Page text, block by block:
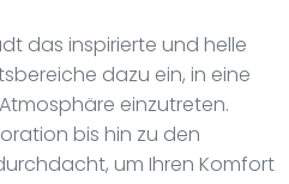
das inspirierte und helle
dazu ein, in eine
einzutreten.
bis hin zu den
um Ihren Komfort